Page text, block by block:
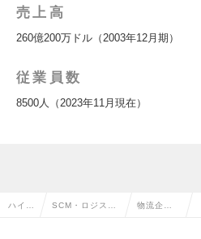
売上高
260億200万ドル（2003年12月期）
従業員数
8500人（2023年11月現在）
ハイク SCM・ロジステ 物流企